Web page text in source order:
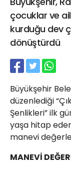
çocuklar ve
kurduğu dev
dönüştürdü
Büyükşehir
düzenlediği
Şenlikleri” ilk
yaşa hitap
manevi
MANEVİ